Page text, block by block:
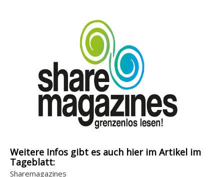
Weitere Infos gibt es auch hier im Artikel im
Tageblatt:
Sharemagazines